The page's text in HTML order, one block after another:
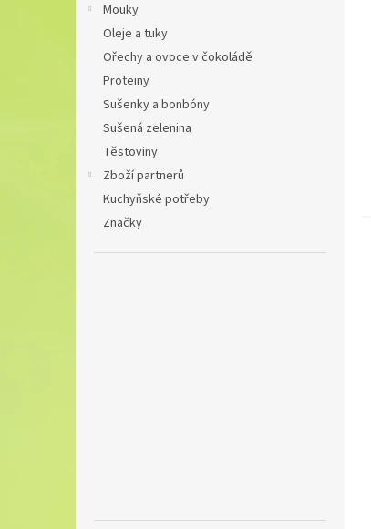
Mouky
Oleje a tuky
Ořechy a ovoce v čokoládě
Proteiny
Sušenky a bonbóny
Sušená zelenina
Těstoviny
Zboží partnerů
Kuchyňské potřeby
Značky